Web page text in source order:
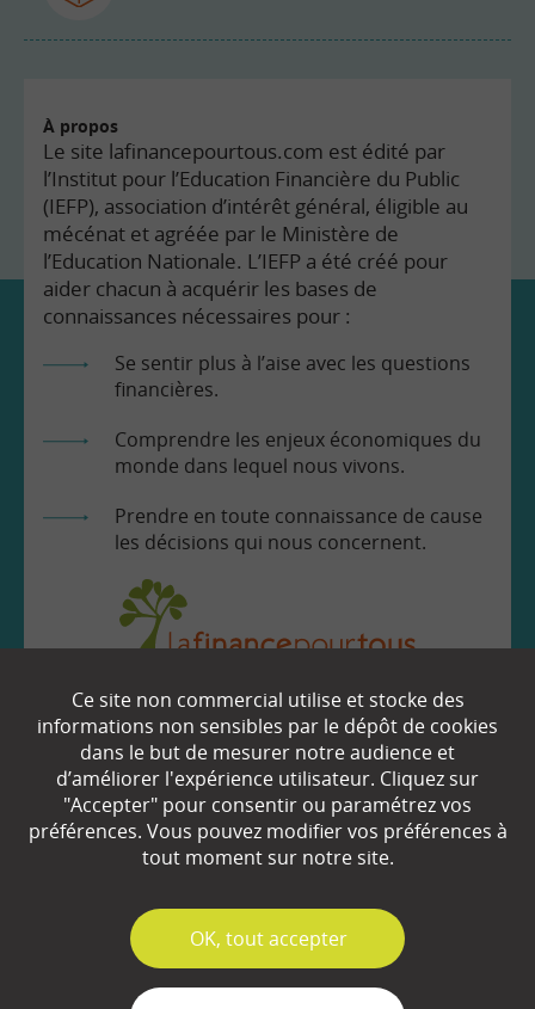
À propos
Le site lafinancepourtous.com est édité par
l’Institut pour l’Education Financière du Public
(IEFP), association d’intérêt général, éligible au
mécénat et agréée par le Ministère de
l’Education Nationale. L’IEFP a été créé pour
aider chacun à acquérir les bases de
connaissances nécessaires pour :
Se sentir plus à l’aise avec les questions
financières.
Comprendre les enjeux économiques du
monde dans lequel nous vivons.
Prendre en toute connaissance de cause
les décisions qui nous concernent.
EN SAVOIR
Qui sommes-nous ?
Partenaires
Plan du site
Ce site non commercial utilise et stocke des
informations non sensibles par le dépôt de cookies
dans le but de mesurer notre audience et
d’améliorer l'expérience utilisateur. Cliquez sur
"Accepter" pour consentir ou paramétrez vos
préférences. Vous pouvez modifier vos préférences à
tout moment sur notre site.
✓
OK, tout accepter